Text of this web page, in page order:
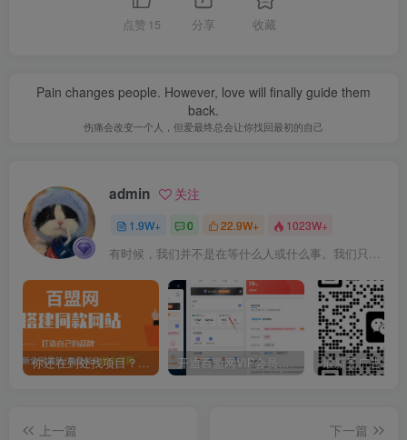
点赞 15 分享 收藏
Pain changes people. However, love will finally guide them
back.
伤痛会改变一个人，但爱最终总会让你找回最初的自己
admin 关注
1.9W+ 0 22.9W+ 1023W+
有时候，我们并不是在等什么人或什么事。我们只是在静待岁月改变自己
你还在到处找项目？还在当韭菜？我靠卖项目一个月收入5万+，曾经我也是个失败者。 开通百盟网VIP会员，尊享全站资源免费下载，享70%的推广提成！！【限时五折优惠】
上一篇
下一篇